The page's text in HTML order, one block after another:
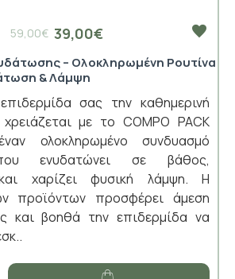
39,00€
59,00€
– Ολοκληρωμένη Ρουτίνα
& Λάμψη
σας την καθημερινή
με το COMPO PACK
ολοκληρωμένο συνδυασμό
ενυδατώνει σε βάθος,
χαρίζει φυσική λάμψη. Η
προϊόντων προσφέρει άμεση
και βοηθά την επιδερμίδα να